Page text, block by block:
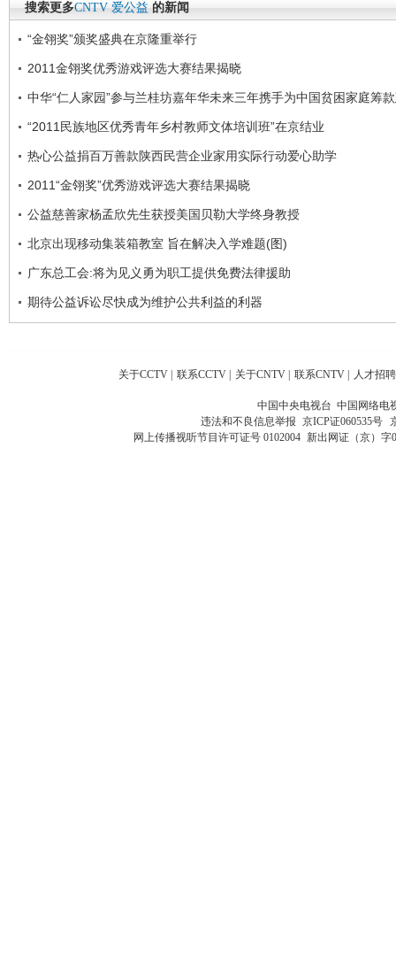
搜索更多CNTV 爱公益 的新闻
“金翎奖”颁奖盛典在京隆重举行
2011金翎奖优秀游戏评选大赛结果揭晓
中华“仁人家园”参与兰桂坊嘉年华未来三年携手为中国贫困家庭筹
“2011民族地区优秀青年乡村教师文体培训班”在京结业
热心公益捐百万善款陕西民营企业家用实际行动爱心助学
2011“金翎奖”优秀游戏评选大赛结果揭晓
公益慈善家杨孟欣先生获授美国贝勒大学终身教授
北京出现移动集装箱教室 旨在解决入学难题(图)
广东总工会:将为见义勇为职工提供免费法律援助
期待公益诉讼尽快成为维护公共利益的利器
关于CCTV | 联系CCTV | 关于CNTV | 联系CNTV | 人才招聘
中国中央电视台 中国网络电
违法和不良信息举报 京ICP证060535号
网上传播视听节目许可证号 0102004 新出网证（京）